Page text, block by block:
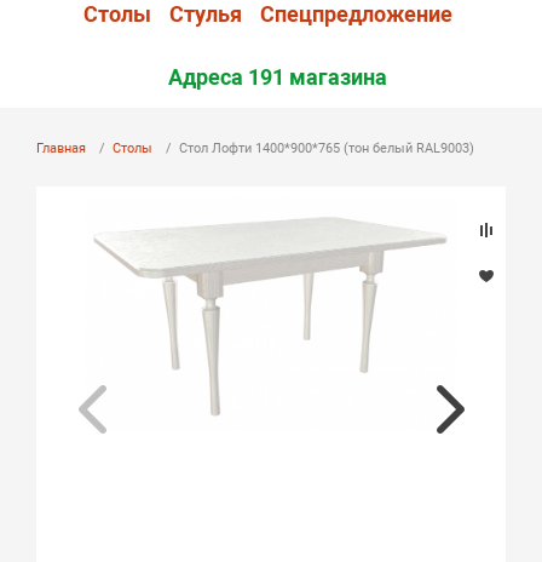
Столы Стулья Спецпредложение
Адреса 191 магазина
Главная Столы Стол Лофти 1400*900*765 (тон белый RAL9003)